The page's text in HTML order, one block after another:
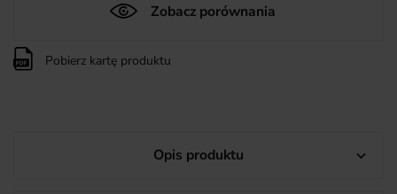
Zobacz porównania
Pobierz kartę produktu
Opis produktu 